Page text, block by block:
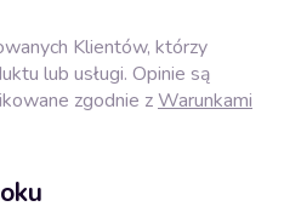
Klientów, którzy
lub usługi. Opinie są
zgodnie zWarunkami